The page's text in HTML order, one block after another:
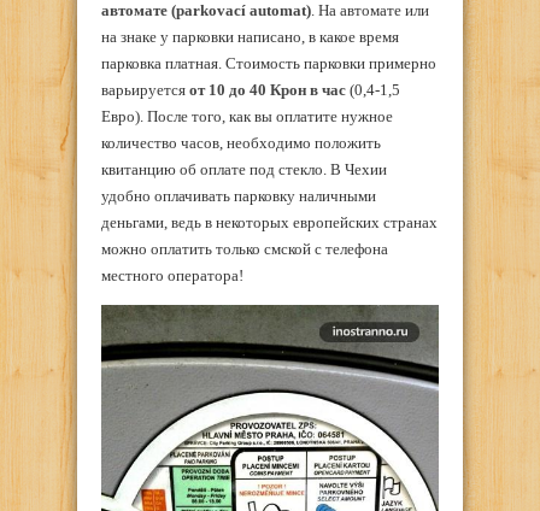
автомате (parkovací automat). На автомате или
на знаке у парковки написано, в какое время
парковка платная. Стоимость парковки примерно
варьируется от 10 до 40 Крон в час (0,4-1,5
Евро). После того, как вы оплатите нужное
количество часов, необходимо положить
квитанцию об оплате под стекло. В Чехии
удобно оплачивать парковку наличными
деньгами, ведь в некоторых европейских странах
можно оплатить только смской с телефона
местного оператора!